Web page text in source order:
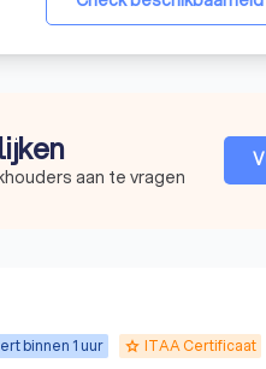
aan te vragen
binnen 1 uur grade ITAA Certificaat